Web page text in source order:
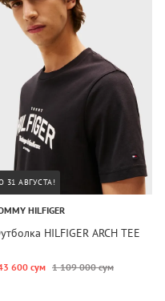
31 АВГУСТА!
HILFIGER
HILFIGER ARCH TEE
600 сум 1 109 000 сум